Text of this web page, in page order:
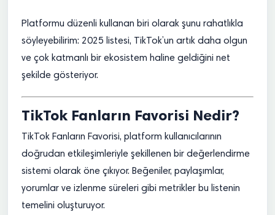
Platformu düzenli kullanan biri olarak şunu rahatlıkla
söyleyebilirim: 2025 listesi, TikTok’un artık daha olgun
ve çok katmanlı bir ekosistem haline geldiğini net
şekilde gösteriyor.
TikTok Fanların Favorisi Nedir?
TikTok Fanların Favorisi, platform kullanıcılarının
doğrudan etkileşimleriyle şekillenen bir değerlendirme
sistemi olarak öne çıkıyor. Beğeniler, paylaşımlar,
yorumlar ve izlenme süreleri gibi metrikler bu listenin
temelini oluşturuyor.